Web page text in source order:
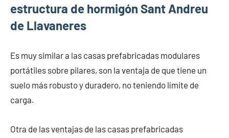
estructura de hormigón Sant Andreu
de Llavaneres
Es muy similar a las casas prefabricadas modulares
portátiles sobre pilares, son la ventaja de que tiene un
suelo más robusto y duradero, no teniendo límite de
carga.
Otra de las ventajas de las casas prefabricadas